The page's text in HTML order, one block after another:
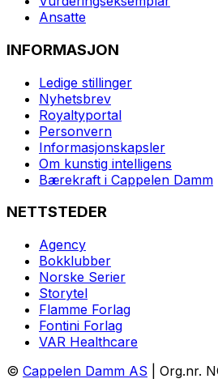
Ansatte
INFORMASJON
Ledige stillinger
Nyhetsbrev
Royaltyportal
Personvern
Informasjonskapsler
Om kunstig intelligens
Bærekraft i Cappelen Damm
NETTSTEDER
Agency
Bokklubber
Norske Serier
Storytel
Flamme Forlag
Fontini Forlag
VAR Healthcare
© Cappelen Damm AS | Org.nr.